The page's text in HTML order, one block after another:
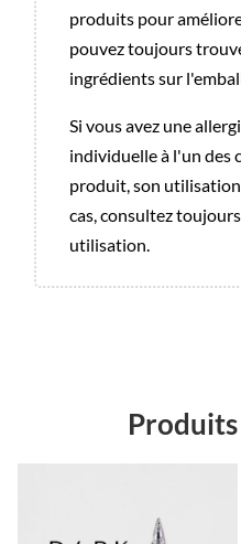
produits pour
pouvez toujours
ingrédients sur
Si vous avez une
individuelle à l'un des
produit, son
cas, consultez
utilisation.